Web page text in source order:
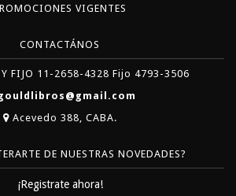
VIGENTES
CONTACTÁNOS
Y FIJO 11-2658-4328 Fijo 4793-3506
Acevedo 388, CABA.
DE NUESTRAS NOVEDADES?
¡Registrate ahora!